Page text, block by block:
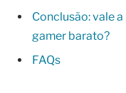
Conclusão: vale
gamer barato?
FAQs